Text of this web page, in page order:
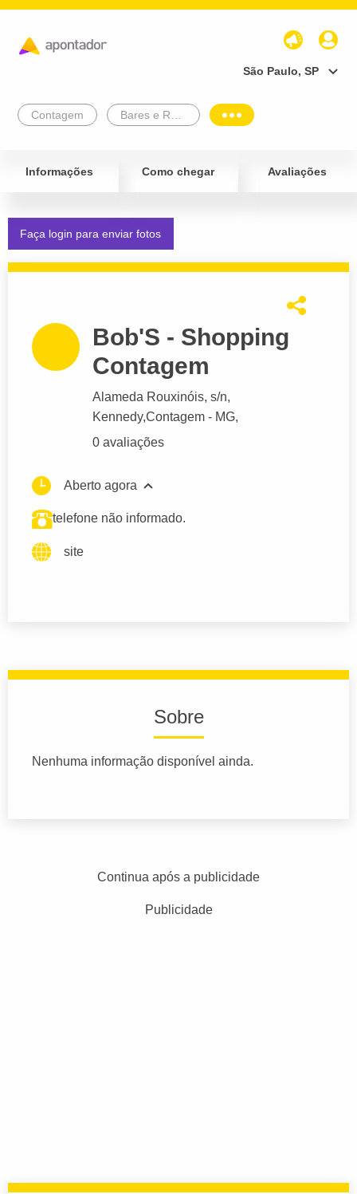
São Paulo, SP
Contagem
Informações Como chegar Avaliações
Faça login para enviar fotos
Bob'S - Shopping
Contagem
Alameda Rouxinóis, s/n,
Kennedy,Contagem - MG,
0 avaliações
Aberto agora
telefone não informado.
site
Sobre
Nenhuma informação disponível ainda.
Continua após a publicidade
Publicidade